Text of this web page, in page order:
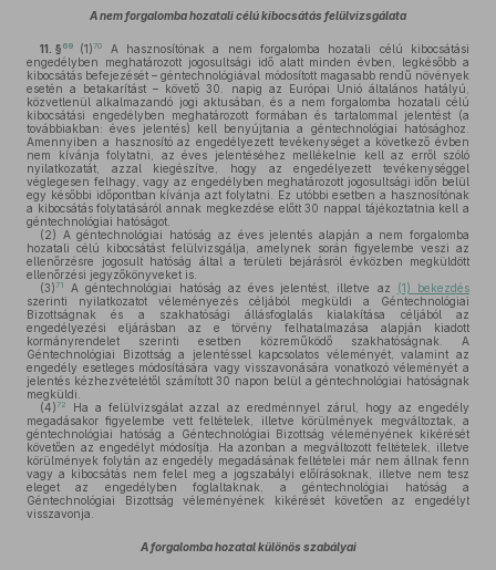
A nem forgalomba hozatali célú kibocsátás felülvizsgálata
11. § 69 (1)70
A hasznosítónak a nem forgalomba hozatali célú kibocsátási
engedélyben meghatározott jogosultsági idő alatt minden évben, legkésőbb a
kibocsátás befejezését – géntechnológiával módosított magasabb rendű növények
esetén a betakarítást – követő 30. napig az Európai Unió általános hatályú,
közvetlenül alkalmazandó jogi aktusában, és a nem forgalomba hozatali célú
kibocsátási engedélyben meghatározott formában és tartalommal jelentést (a
továbbiakban: éves jelentés) kell benyújtania a géntechnológiai hatósághoz.
Amennyiben a hasznosító az engedélyezett tevékenységet a következő évben
nem kívánja folytatni, az éves jelentéséhez mellékelnie kell az erről szóló
nyilatkozatát, azzal kiegészítve, hogy az engedélyezett tevékenységgel
véglegesen felhagy, vagy az engedélyben meghatározott jogosultsági időn belül
egy későbbi időpontban kívánja azt folytatni. Ez utóbbi esetben a hasznosítónak
a kibocsátás folytatásáról annak megkezdése előtt 30 nappal tájékoztatnia kell a
géntechnológiai hatóságot.
(2) A géntechnológiai hatóság az éves jelentés alapján a nem forgalomba
hozatali célú kibocsátást felülvizsgálja, amelynek során figyelembe veszi az
ellenőrzésre jogosult hatóság által a területi bejárásról évközben megküldött
ellenőrzési jegyzőkönyveket is.
(3)71 A géntechnológiai hatóság az éves jelentést, illetve az (1) bekezdés
szerinti nyilatkozatot véleményezés céljából megküldi a Géntechnológiai
Bizottságnak és a szakhatósági állásfoglalás kialakítása céljából az
engedélyezési eljárásban az e törvény felhatalmazása alapján kiadott
kormányrendelet szerinti esetben közreműködő szakhatóságnak. A
Géntechnológiai Bizottság a jelentéssel kapcsolatos véleményét, valamint az
engedély esetleges módosítására vagy visszavonására vonatkozó véleményét a
jelentés kézhezvételétől számított 30 napon belül a géntechnológiai hatóságnak
megküldi.
(4)72
Ha a felülvizsgálat azzal az eredménnyel zárul, hogy az engedély
megadásakor figyelembe vett feltételek, illetve körülmények megváltoztak, a
géntechnológiai hatóság a Géntechnológiai Bizottság véleményének kikérését
követően az engedélyt módosítja. Ha azonban a megváltozott feltételek, illetve
körülmények folytán az engedély megadásának feltételei már nem állnak fenn
vagy a kibocsátás nem felel meg a jogszabályi előírásoknak, illetve nem tesz
eleget az engedélyben foglaltaknak, a géntechnológiai hatóság a
Géntechnológiai Bizottság véleményének kikérését követően az engedélyt
visszavonja.
A forgalomba hozatal különös szabályai